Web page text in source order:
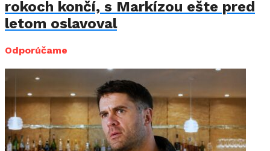
rokoch končí, s Markízou ešte pred
letom oslavoval
Odporúčame